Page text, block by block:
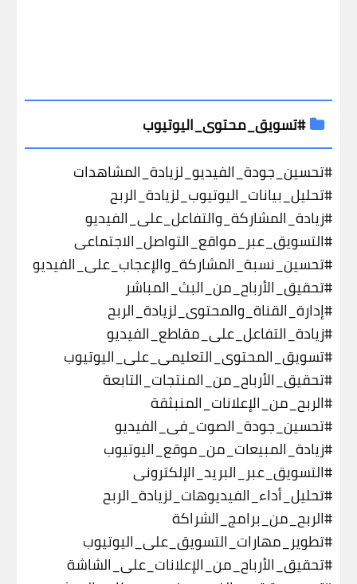
#تسويق_محتوى_اليوتيوب
#تحسين_جودة_الفيديو_لزيادة_المشاهدات
#تحليل_بيانات_اليوتيوب_لزيادة_الربح
#زيادة_المشاركة_والتفاعل_على_الفيديو
#التسويق_عبر_مواقع_التواصل_الاجتماعي
#تحسين_نسبة_المشاركة_والإعجاب_على_الفيديو
#تحقيق_الأرباح_من_البث_المباشر
#إدارة_القناة_والمحتوى_لزيادة_الربح
#زيادة_التفاعل_على_مقاطع_الفيديو
#تسويق_المحتوى_التعليمي_على_اليوتيوب
#تحقيق_الأرباح_من_المنتجات_التابعة
#الربح_من_الإعلانات_المنبثقة
#تحسين_جودة_الصوت_في_الفيديو
#زيادة_المبيعات_من_موقع_اليوتيوب
#التسويق_عبر_البريد_الإلكتروني
#تحليل_أداء_الفيديوهات_لزيادة_الربح
#الربح_من_برامج_الشراكة
#تطوير_مهارات_التسويق_على_اليوتيوب
#تحقيق_الأرباح_من_الإعلانات_على_الشاشة